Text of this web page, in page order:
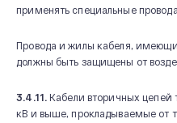
применять специальные провода
Провода и жилы кабеля,
должны быть защищены от
3.4.11. Кабели вторичных цепей
кВ и выше, прокладываемые от